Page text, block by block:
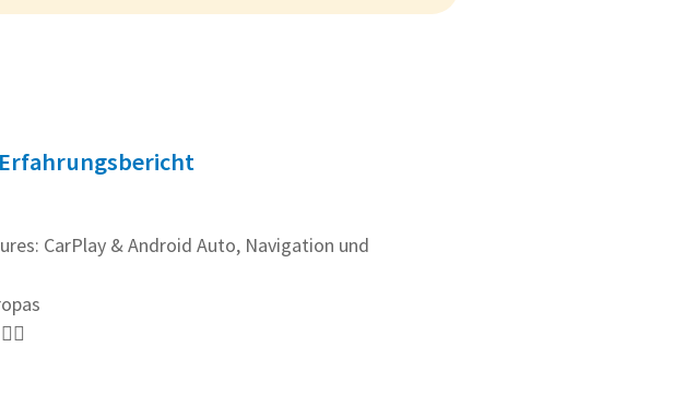
CarPlay & Android Auto, Navigation und